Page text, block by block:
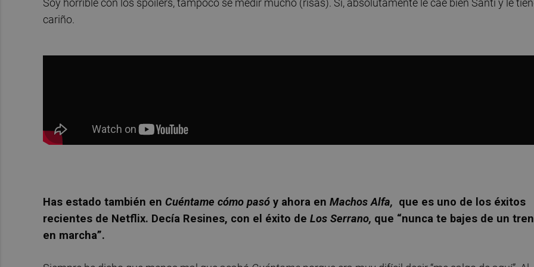
Soy horrible con los spoilers, tampoco sé medir mucho (risas). Sí, absolutamente le cae bien Santi y le
cariño.
Has estado también en Cuéntame cómo pasó y ahora en Machos Alfa, que es uno de los éxitos
recientes de Netflix. Decía Resines, con el éxito de Los Serrano, que “nunca te bajes de un tren
en marcha”.